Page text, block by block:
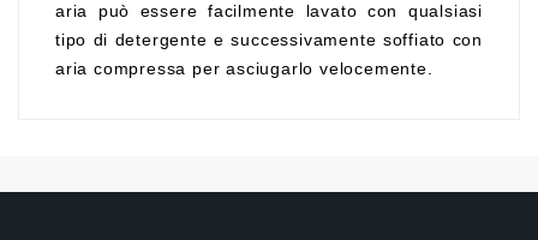
aria può essere facilmente lavato con qualsiasi
tipo di detergente e successivamente soffiato con
aria compressa per asciugarlo velocemente.